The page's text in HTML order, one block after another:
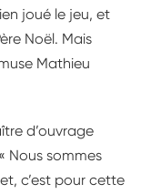
joué le jeu, et
Noël. Mais
Mathieu
d’ouvrage
Nous sommes
c’est pour cette